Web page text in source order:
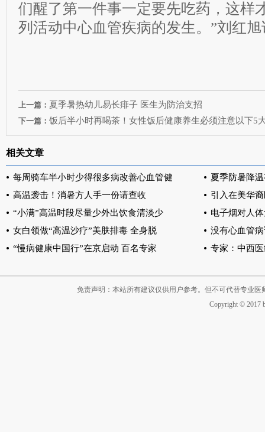
们醒了第一件事一定要先吃药，这样
列活动中心血管疾病的发生。”刘红旭
上一篇： 夏季暑热幼儿易长痱子 医生为防治支招
下一篇： 饭后半小时再喝茶！女性饭后健康养生必须注意以下5
相关文章
每周骑车半小时少得很多病改善心血管健
夏季防暑降
高温袭击！消暑方人手一份请查收
引入在美华
“小满”高温时段尽量少外出饮食清淡少
电子烟对人
女白领做“高温沙疗”美肤排毒 全身脱
没有心血管
“慢病健康中国行”在京启动 百名专家
专家：中西
免责声明：本站所有建议仅供用户参考。但不可代替专业
Copyright © 2017